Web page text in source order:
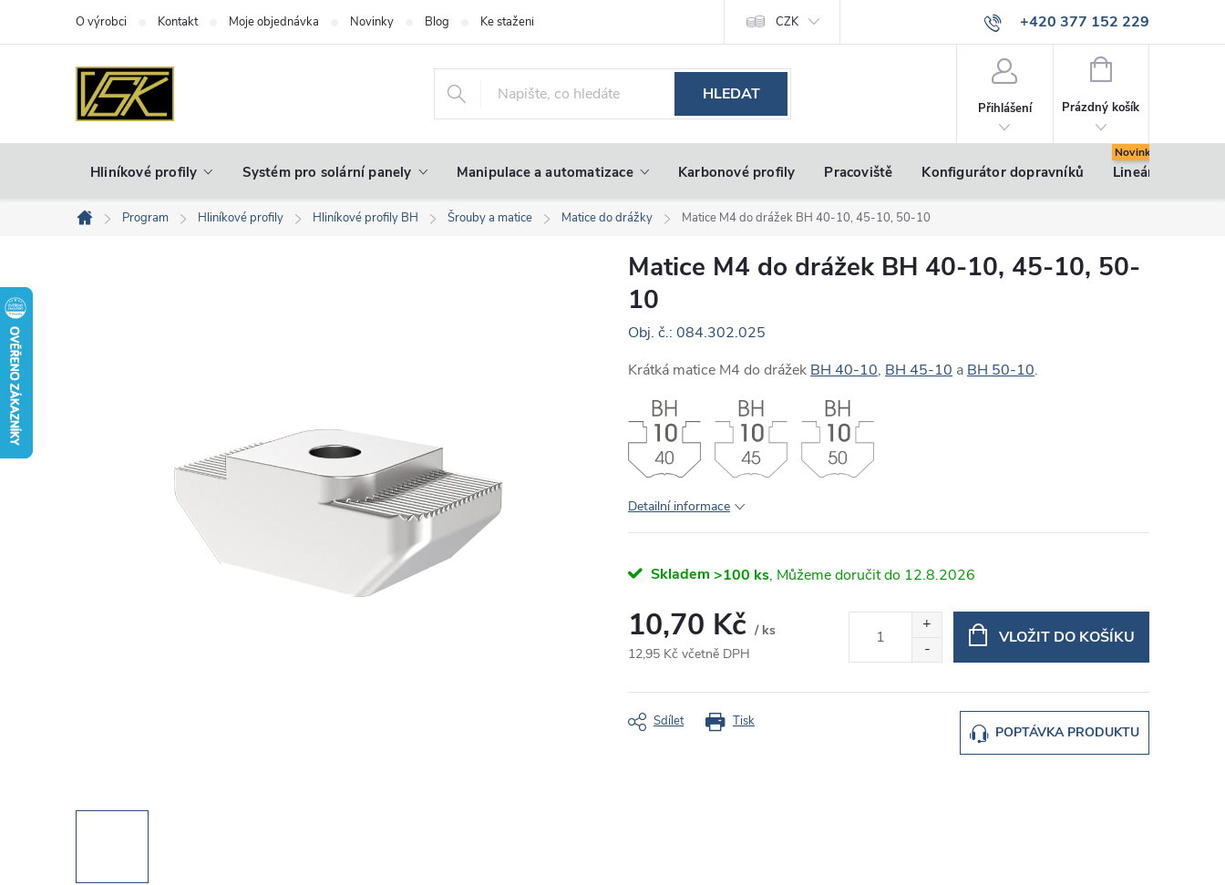
+420 377 152 229
info@vsk-profily.cz
O výrobci Kontakt Moje objednávka Novinky Blog Ke stažení CZK
HLEDAT
Přihlášení
NÁKUPNÍ
Prázdný košík
Hliníkové profily Systém pro solární panely Manipulace a automatizace Karbonové profily Pracoviště Konfigurátor dopravníků Lineární pohony
Domů
Program Hliníkové profily Hliníkové profily BH Šrouby a matice Matice do drážky Matice M4 do drážek BH 40-10, 45-10, 50-10
Matice M4 do drážek BH 40-10, 45-10, 50-
10
Obj. č.: 084.302.025
Krátká matice M4 do drážek BH 40-10, BH 45-10 a BH 50-10.
Detailní informace
Skladem >100 ks 12.8.2026
10,70 Kč / ks
12,95 Kč včetně DPH
cena:
VLOŽIT DO KOŠÍKU
Tisk
POPTÁVKA PRODUKTU
Sdílet